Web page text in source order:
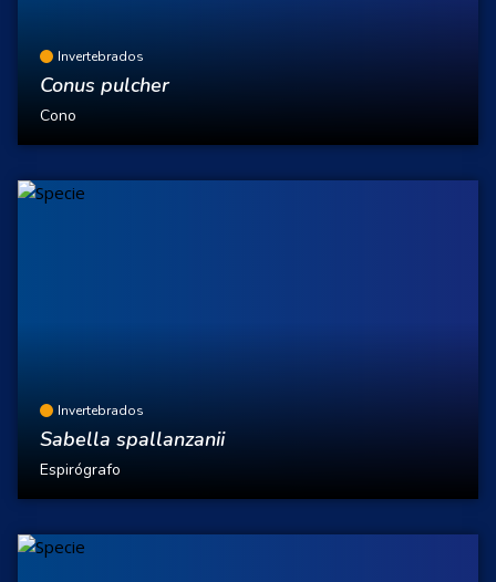
Invertebrados
Conus pulcher
Cono
Invertebrados
Sabella spallanzanii
Espirógrafo